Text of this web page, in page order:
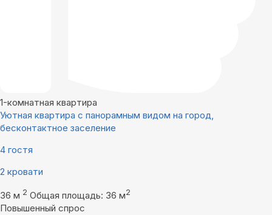
1-комнатная квартира
Уютная квартира с панорамным видом на город,
бесконтактное заселение
4 гостя
2 кровати
36 м 2 Общая площадь: 36 м2
Повышенный спрос